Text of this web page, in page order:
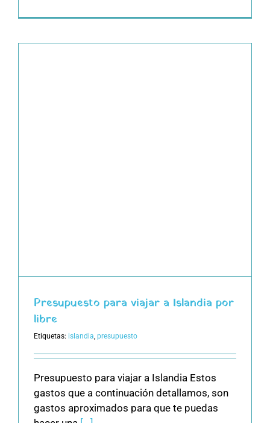
Presupuesto para viajar a Islandia por
libre
Etiquetas: islandia, presupuesto
Presupuesto para viajar a Islandia Estos
gastos que a continuación detallamos, son
gastos aproximados para que te puedas